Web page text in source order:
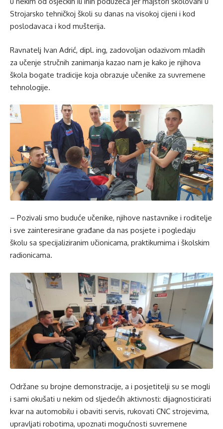
Strojarsko tehničkoj školi su danas na visokoj cijeni i kod
poslodavaca i kod mušterija.
Ravnatelj Ivan Adrić, dipl. ing, zadovoljan odazivom mladih
za učenje stručnih zanimanja kazao nam je kako je njihova
škola bogate tradicije koja obrazuje učenike za suvremene
tehnologije.
– Pozivali smo buduće učenike, njihove nastavnike i roditelje
i sve zainteresirane građane da nas posjete i pogledaju
školu sa specijaliziranim učionicama, praktikumima i školskim
radionicama.
Održane su brojne demonstracije, a i posjetitelji su se mogli
i sami okušati u nekim od sljedećih aktivnosti: dijagnosticirati
kvar na automobilu i obaviti servis, rukovati CNC strojevima,
upravljati robotima, upoznati mogućnosti suvremene